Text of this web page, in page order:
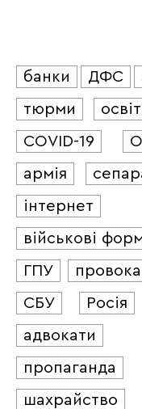
банки ДФС
тюрми
COVID-19
армія
інтернет
військові
ГПУ
СБУ
Росія
адвокати
пропаганда
шахрайство